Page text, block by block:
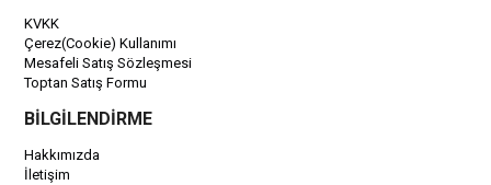
KVKK
Çerez(Cookie) Kullanımı
Mesafeli Satış Sözleşmesi
Toptan Satış Formu
BİLGİLENDİRME
Hakkımızda
İletişim